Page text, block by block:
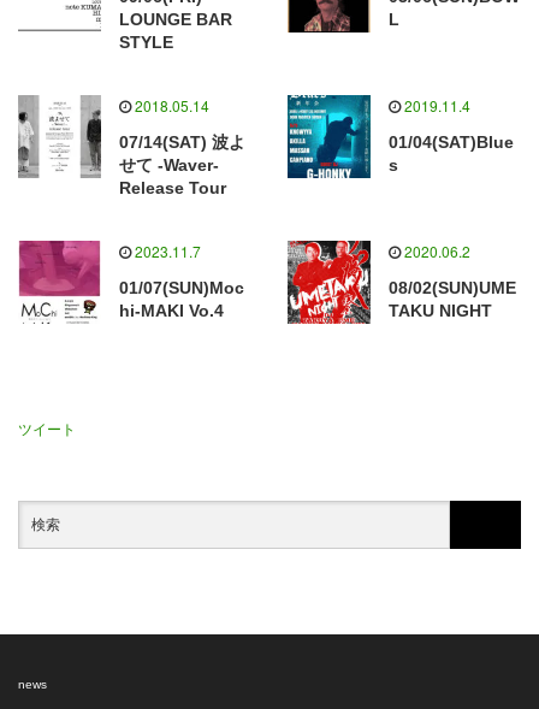
LOUNGE BAR
STYLE
L
2018.05.14
07/14(SAT) 波よ
せて -Waver-
Release Tour
2019.11.4
01/04(SAT)Blue
s
2023.11.7
01/07(SUN)Moc
hi-MAKI Vo.4
2020.06.2
08/02(SUN)UME
TAKU NIGHT
ツイート
news